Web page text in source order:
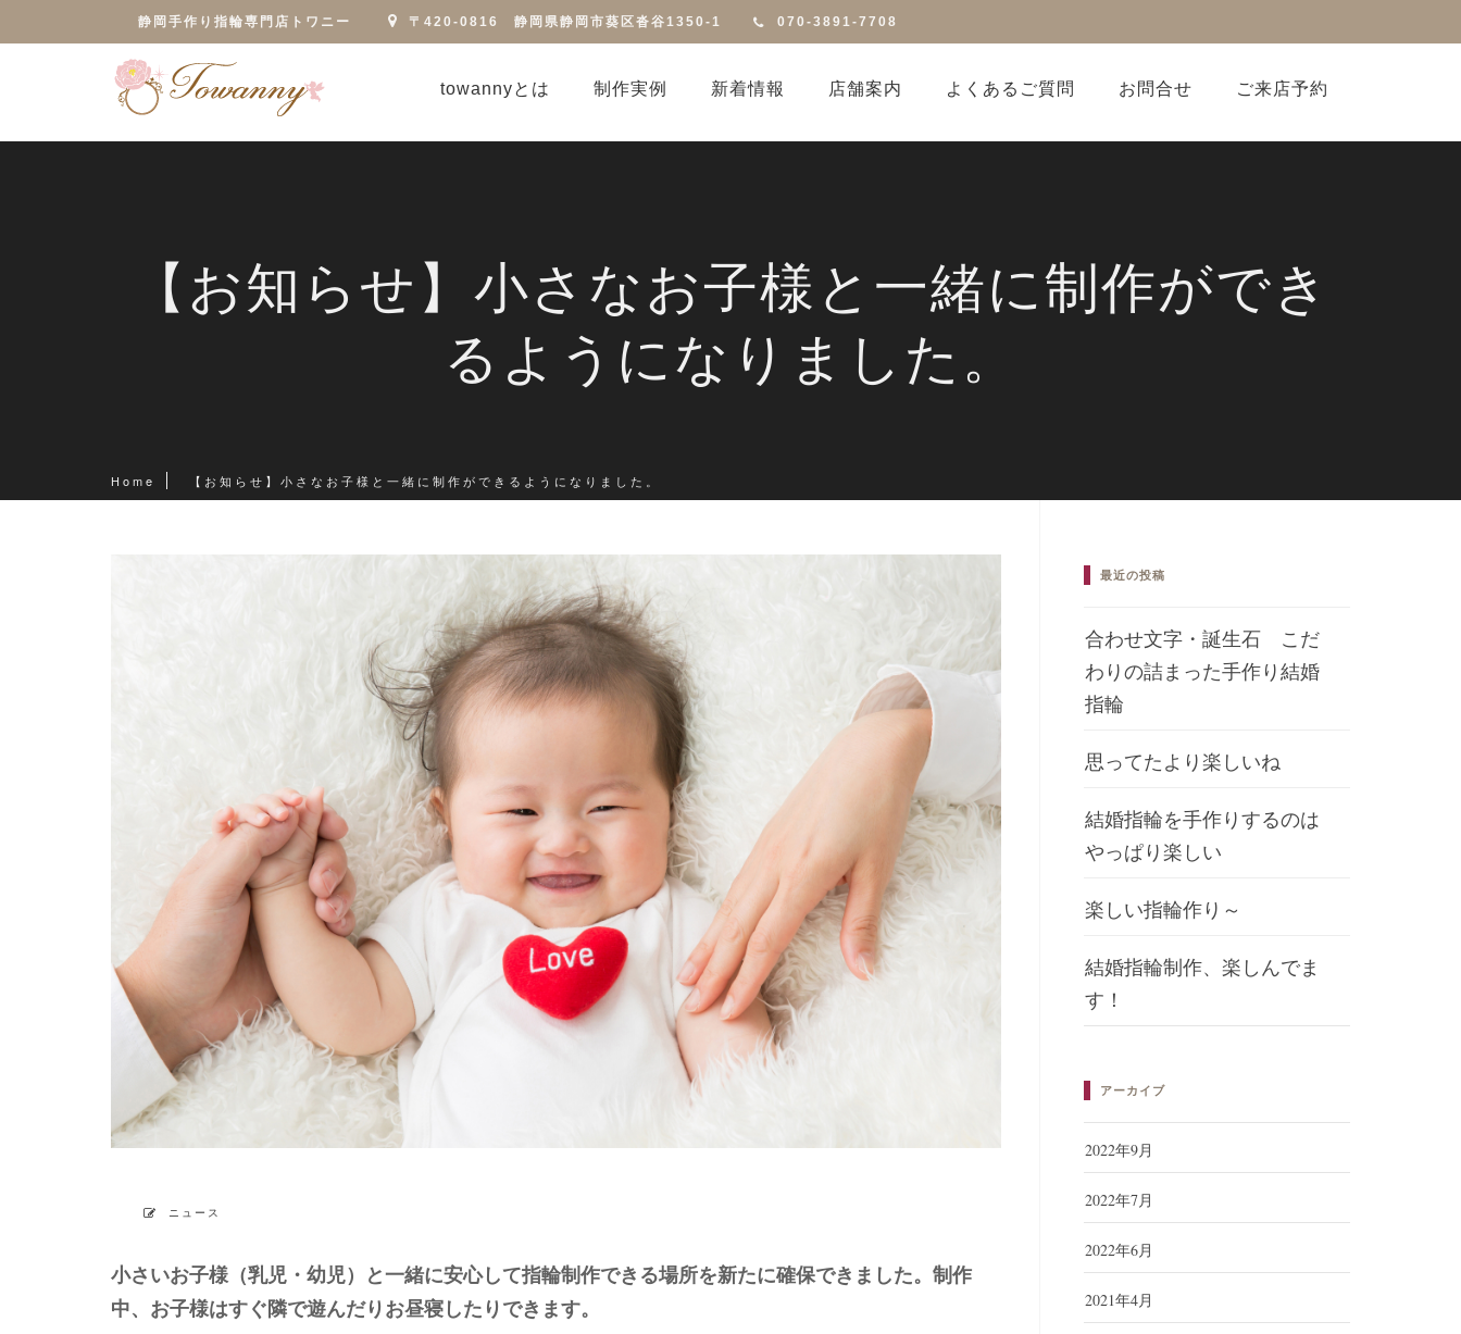
070-3891-7708
〒420-0816 静岡県静岡市葵区沓谷1350-1
静岡手作り指輪専門店トワニー
towannyとは 制作実例 新着情報 店舗案内 よくあるご質問 お問合せ ご来店予約
【お知らせ】小さなお子様と一緒に制作ができ
るようになりました。
Home 【お知らせ】小さなお子様と一緒に制作ができるようになりました。
ニュース
小さいお子様（乳児・幼児）と一緒に安心して指輪制作できる場所を新たに確保できました。制作
中、お子様はすぐ隣で遊んだりお昼寝したりできます。
最近の投稿
合わせ文字・誕生石 こだ
わりの詰まった手作り結婚
指輪
思ってたより楽しいね
結婚指輪を手作りするのは
やっぱり楽しい
楽しい指輪作り～
結婚指輪制作、楽しんでま
す！
アーカイブ
2022年9月
2022年7月
2022年6月
2021年4月